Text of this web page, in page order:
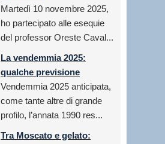
Martedì 10 novembre 2025,
ho partecipato alle esequie
del professor Oreste Caval...
La vendemmia 2025:
qualche previsione
Vendemmia 2025 anticipata,
come tante altre di grande
profilo, l’annata 1990 res...
Tra Moscato e gelato: